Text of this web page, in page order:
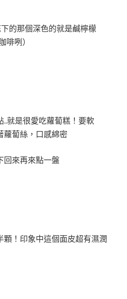
的那個深色的就是鹹檸檬
啡咧）
..就是很愛吃蘿蔔糕！要軟
蘿蔔絲，口感綿密
回來再來點一盤
顆！印象中這個面皮超有濕潤